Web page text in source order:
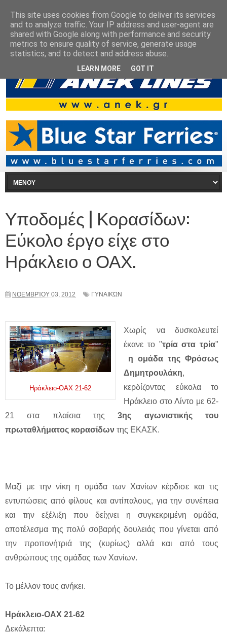
Υποδομές | Κορασίδων:
Εύκολο έργο είχε στο
Ηράκλειο ο ΟΑΧ.
ΝΟΕΜΒΡΊΟΥ 03, 2012 ΓΥΝΑΙΚΏΝ
Ηράκλειο-OAX 21-62
Χωρίς να δυσκολευτεί
έκανε το "τρία στα τρία"
η ομάδα της Φρόσως
Δημητρουλάκη,
κερδίζοντας εύκολα το
Ηράκλειο στο Λίντο με 62-
21 στα πλαίσια της3ης αγωνιστικής του
πρωταθλήματος κορασίδων της ΕΚΑΣΚ.
Μαζί με την νίκη η ομάδα των Χανίων κέρδισε και τις
εντυπώσεις από φίλους και αντίπαλους, για την συνέπεια
και την εξέλιξη που δείχνει η συγκεκριμένη ομάδα,
αποτέλεσμα της πολύ σοβαρής δουλειάς που γίνεται από
την προπονήτριά της (κυρίως) αλλά και από τους
ανθρώπους της ομάδας των Χανίων.
Το μέλλον τους ανήκει.
Ηράκλειο-ΟΑΧ 21-62
Δεκάλεπτα:
This site uses cookies from Google to deliver its services
and to analyze traffic. Your IP address and user-agent are
shared with Google along with performance and security
metrics to ensure quality of service, generate usage
statistics, and to detect and address abuse.
LEARN MORE GOT IT